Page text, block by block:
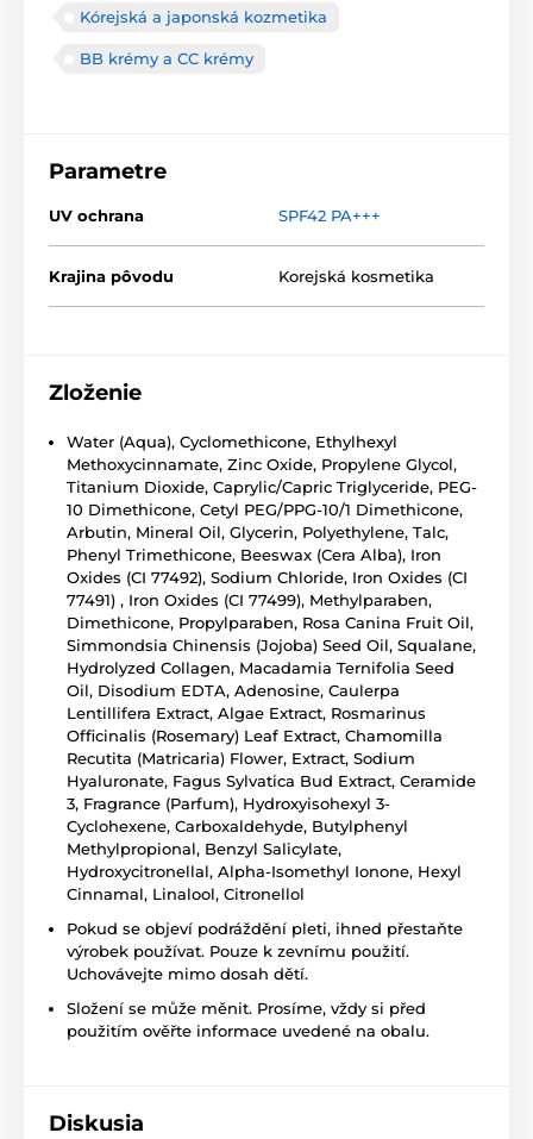
Kórejská a japonská kozmetika
BB krémy a CC krémy
Parametre
UV ochrana SPF42 PA+++
Krajina pôvodu Korejská kosmetika
Zloženie
Water (Aqua), Cyclomethicone, Ethylhexyl
Methoxycinnamate, Zinc Oxide, Propylene Glycol,
Titanium Dioxide, Caprylic/Capric Triglyceride, PEG-
10 Dimethicone, Cetyl PEG/PPG-10/1 Dimethicone,
Arbutin, Mineral Oil, Glycerin, Polyethylene, Talc,
Phenyl Trimethicone, Beeswax (Cera Alba), Iron
Oxides (CI 77492), Sodium Chloride, Iron Oxides (CI
77491) , Iron Oxides (CI 77499), Methylparaben,
Dimethicone, Propylparaben, Rosa Canina Fruit Oil,
Simmondsia Chinensis (Jojoba) Seed Oil, Squalane,
Hydrolyzed Collagen, Macadamia Ternifolia Seed
Oil, Disodium EDTA, Adenosine, Caulerpa
Lentillifera Extract, Algae Extract, Rosmarinus
Officinalis (Rosemary) Leaf Extract, Chamomilla
Recutita (Matricaria) Flower, Extract, Sodium
Hyaluronate, Fagus Sylvatica Bud Extract, Ceramide
3, Fragrance (Parfum), Hydroxyisohexyl 3-
Cyclohexene, Carboxaldehyde, Butylphenyl
Methylpropional, Benzyl Salicylate,
Hydroxycitronellal, Alpha-Isomethyl Ionone, Hexyl
Cinnamal, Linalool, Citronellol
Pokud se objeví podráždění pleti, ihned přestaňte
výrobek používat. Pouze k zevnímu použití.
Uchovávejte mimo dosah dětí.
Složení se může měnit. Prosíme, vždy si před
použitím ověřte informace uvedené na obalu.
Diskusia